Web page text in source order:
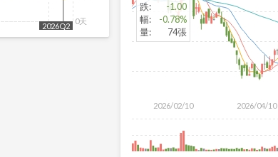
2026
0天
2026Q2
2026/02/10 2026/04/10
跌:
-1.00
幅:
-0.78%
量: 74張